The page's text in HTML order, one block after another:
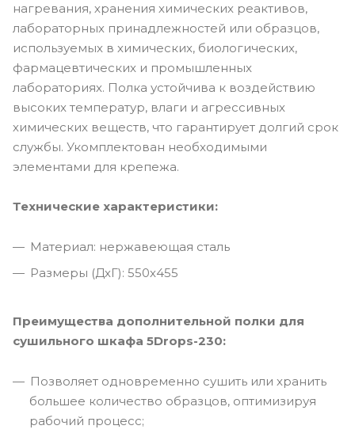
нагревания, хранения химических реактивов,
лабораторных принадлежностей или образцов,
используемых в химических, биологических,
фармацевтических и промышленных
лабораториях. Полка устойчива к воздействию
высоких температур, влаги и агрессивных
химических веществ, что гарантирует долгий срок
службы. Укомплектован необходимыми
элементами для крепежа.
Технические характеристики:
Материал: нержавеющая сталь
Размеры (ДхГ): 550х455
Преимущества дополнительной полки для
сушильного шкафа 5Drops-230:
Позволяет одновременно сушить или хранить
большее количество образцов, оптимизируя
рабочий процесс;